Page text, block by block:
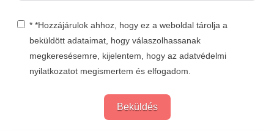
* *Hozzájárulok ahhoz, hogy ez a weboldal tárolja a
beküldött adataimat, hogy válaszolhassanak
megkeresésemre, kijelentem, hogy az adatvédelmi
nyilatkozatot megismertem és elfogadom.
Beküldés